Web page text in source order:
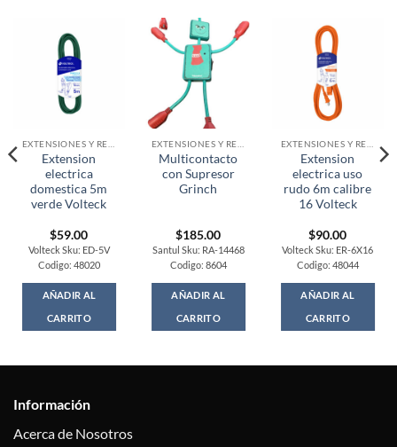
Extension
electrica
domestica 5m
verde Volteck
$59.00
Volteck Sku: ED-5V
Codigo: 48020
AÑADIR AL
CARRITO
Multicontacto
con Supresor
Grinch
$185.00
Santul Sku: RA-14468
Codigo: 8604
AÑADIR AL
CARRITO
Extension
electrica uso
rudo 6m calibre
16 Volteck
$90.00
Volteck Sku: ER-6X16
Codigo: 48044
AÑADIR AL
CARRITO
Información
Acerca de Nosotros